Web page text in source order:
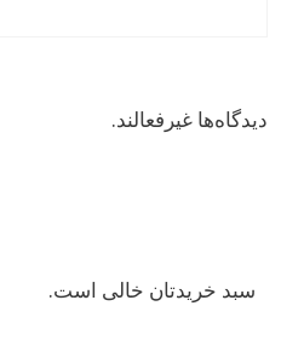
دیدگاه‌ها غیرفعالند.
سبد خریدتان خالی است.